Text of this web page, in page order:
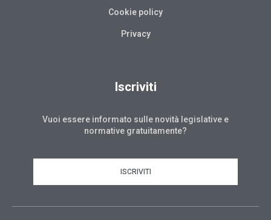
Cookie policy
Privacy
Iscriviti
Vuoi essere informato sulle novità legislative e
normative gratuitamente?
ISCRIVITI